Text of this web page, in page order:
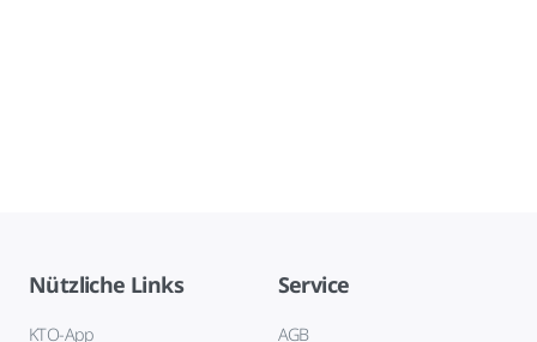
Nützliche Links
KTO-App
Service
AGB